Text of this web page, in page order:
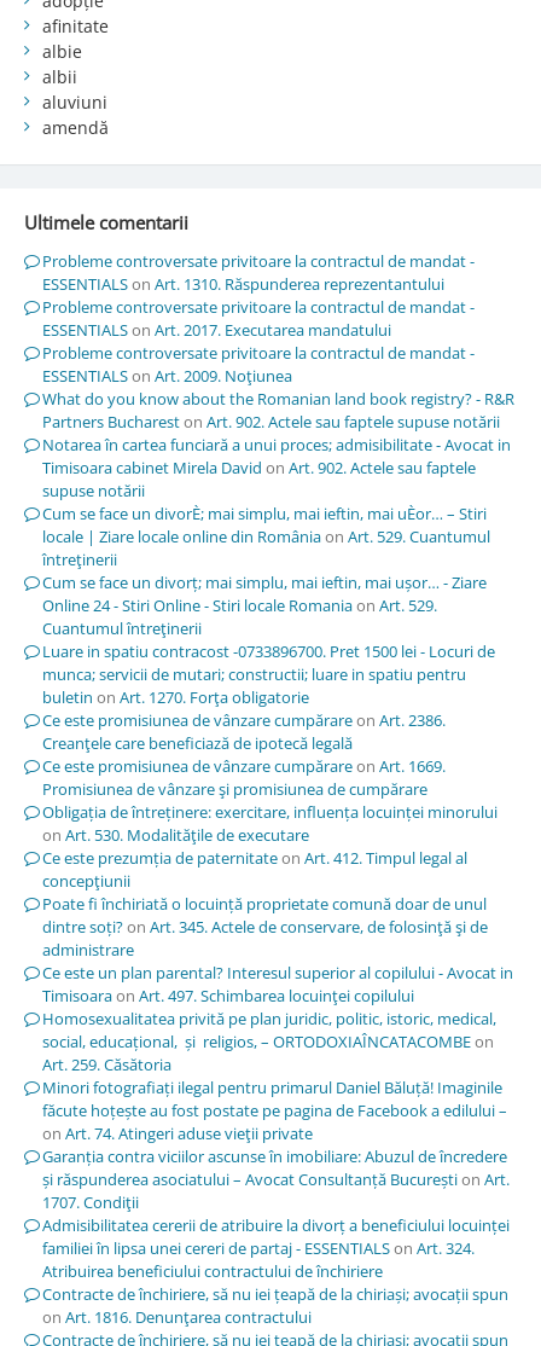
afinitate
albie
albii
aluviuni
amendă
Ultimele comentarii
Probleme controversate privitoare la contractul de mandat -
ESSENTIALSon Art. 1310. Răspunderea reprezentantului
Probleme controversate privitoare la contractul de mandat -
ESSENTIALSon Art. 2017. Executarea mandatului
Probleme controversate privitoare la contractul de mandat -
ESSENTIALSon Art. 2009. Noţiunea
What do you know about the Romanian land book registry? - R&R
Partners Buchareston Art. 902. Actele sau faptele supuse notării
Notarea în cartea funciară a unui proces; admisibilitate - Avocat in
Timisoara cabinet Mirela David on Art. 902. Actele sau faptele
supuse notării
Cum se face un divorÈ; mai simplu, mai ieftin, mai uÈor… – Stiri
locale | Ziare locale online din Româniaon Art. 529. Cuantumul
întreţinerii
Cum se face un divorț; mai simplu, mai ieftin, mai ușor… - Ziare
Online 24 - Stiri Online - Stiri locale Romaniaon Art. 529.
Cuantumul întreţinerii
Luare in spatiu contracost -0733896700. Pret 1500 lei - Locuri de
munca; servicii de mutari; constructii; luare in spatiu pentru
buletin on Art. 1270. Forţa obligatorie
Ce este promisiunea de vânzare cumpărareon Art. 2386.
Creanţele care beneficiază de ipotecă legală
Ce este promisiunea de vânzare cumpărareon Art. 1669.
Promisiunea de vânzare şi promisiunea de cumpărare
Obligația de întreținere: exercitare, influența locuinței minorului
on Art. 530. Modalităţile de executare
Ce este prezumția de paternitateon Art. 412. Timpul legal al
concepţiunii
Poate fi închiriată o locuință proprietate comună doar de unul
dintre soți?on Art. 345. Actele de conservare, de folosinţă şi de
administrare
Ce este un plan parental? Interesul superior al copilului - Avocat in
Timisoaraon Art. 497. Schimbarea locuinţei copilului
Homosexualitatea privită pe plan juridic, politic, istoric, medical,
social, educațional, și religios, – ORTODOXIAÎNCATACOMBEon
Art. 259. Căsătoria
Minori fotografiați ilegal pentru primarul Daniel Băluță! Imaginile
făcute hoțește au fost postate pe pagina de Facebook a edilului –
on Art. 74. Atingeri aduse vieţii private
Garanția contra viciilor ascunse în imobiliare: Abuzul de încredere
și răspunderea asociatului – Avocat Consultanță Bucureștion Art.
1707. Condiţii
Admisibilitatea cererii de atribuire la divorț a beneficiului locuinței
familiei în lipsa unei cereri de partaj - ESSENTIALSon Art. 324.
Atribuirea beneficiului contractului de închiriere
Contracte de închiriere, să nu iei țeapă de la chiriași; avocații spun
on Art. 1816. Denunţarea contractului
Contracte de închiriere, să nu iei țeapă de la chiriași; avocații spun